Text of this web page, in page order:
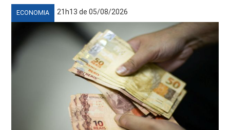
ECONOMIA 21h13 de 05/08/2026